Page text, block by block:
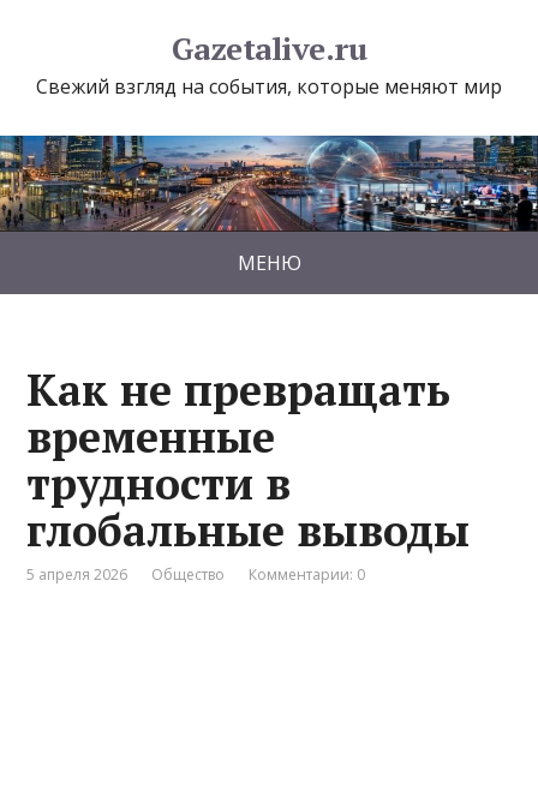
Gazetalive.ru
Свежий взгляд на события, которые меняют мир
МЕНЮ
Как не превращать
временные
трудности в
глобальные выводы
5 апреля 2026 Общество Комментарии: 0